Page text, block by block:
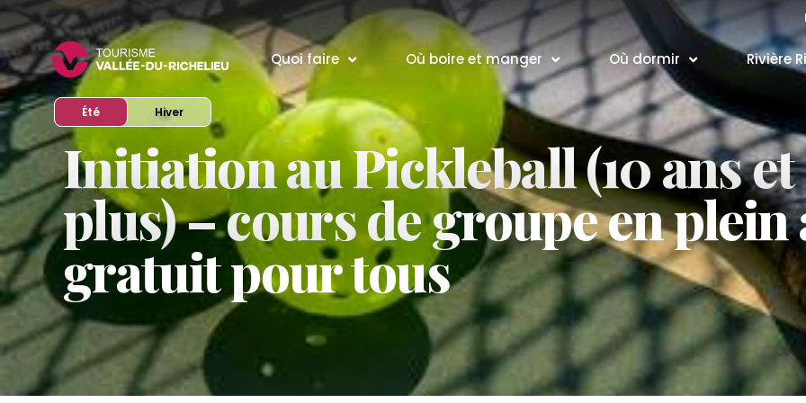
Afficher le site en mode
Été Afficher le site en mode
Hiver
Quoi faire Où boire et manger Où dormir Rivière
Initiation au Pickleball (10 ans et
plus) – cours de groupe en plein
gratuit pour tous